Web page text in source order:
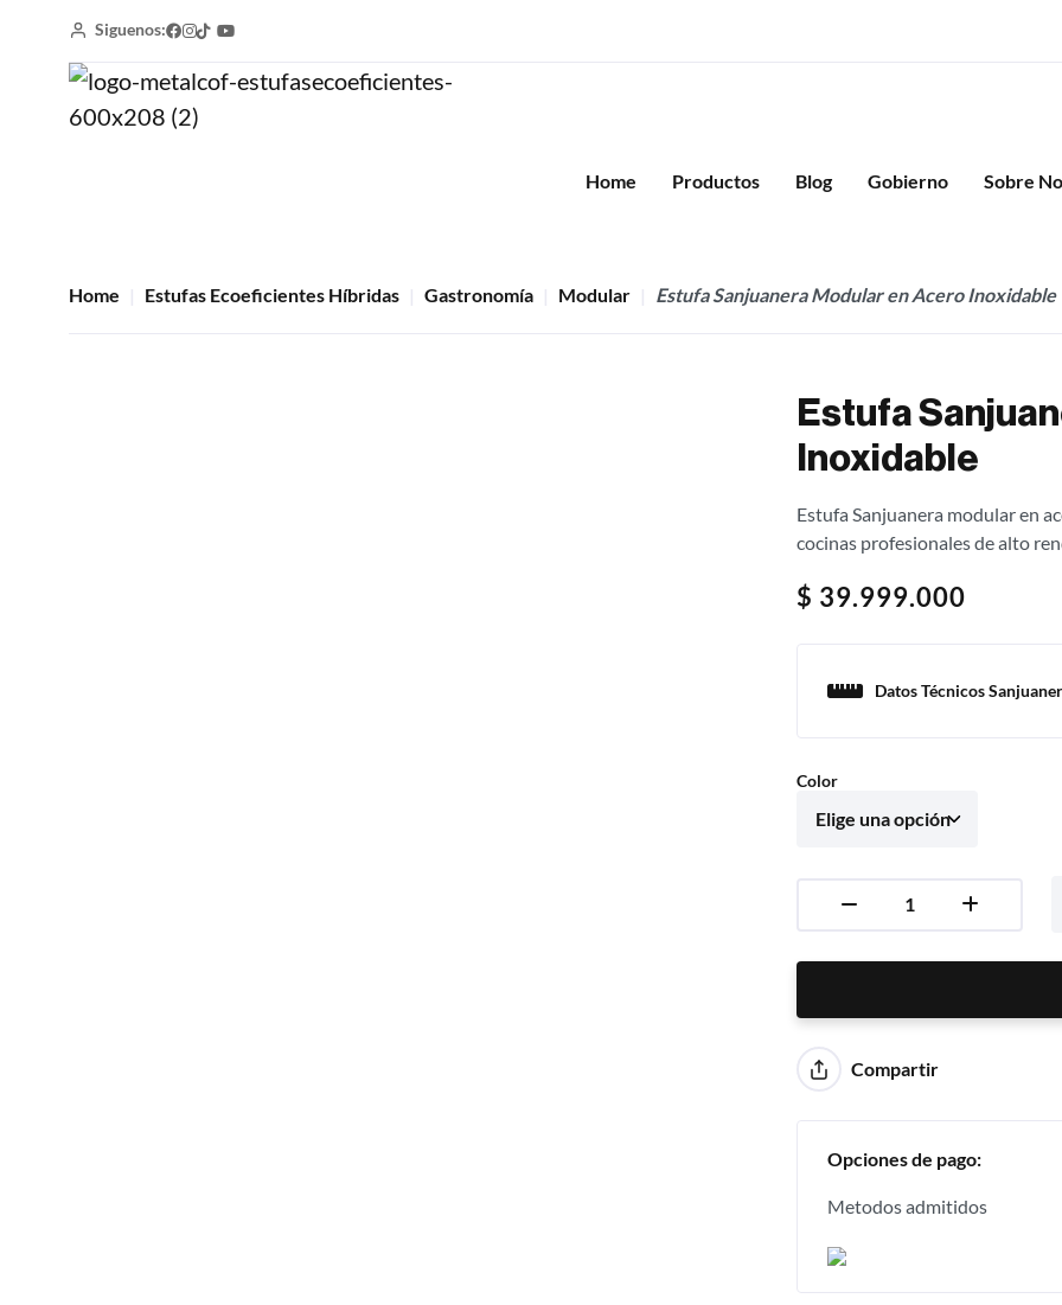
Siguenos:
Home Productos Blog Gobierno Sobre
Home Estufas Ecoeficientes Híbridas Gastronomía Modular Estufa Sanjuanera Modular en Acero Inoxidable
Estufa
Inoxidable
Estufa Sanjuanera modular en
cocinas profesionales de alto
$ 39.999.000
Datos Técnicos
Color
Compartir
Opciones de pago:
Metodos admitidos